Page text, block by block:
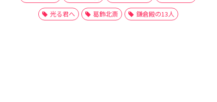
光る君へ
葛飾北斎 鎌倉殿の13人